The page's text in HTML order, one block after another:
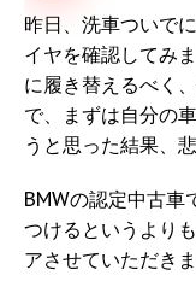
昨日、洗車ついで
イヤを確認してみ
に履き替えるべく
で、まずは自分の
うと思った結果、
BMWの認定中古車
つけるというより
アさせていただきま